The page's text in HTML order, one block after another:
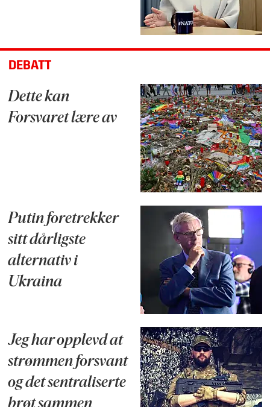
DEBATT
Dette kan
Forsvaret lære av
Putin foretrekker
sitt dårligste
alternativ i
Ukraina
Jeg har opplevd at
strømmen forsvant
og det sentraliserte